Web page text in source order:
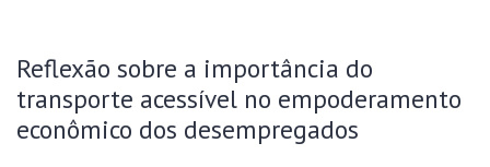
Reflexão sobre a importância do
transporte acessível no empoderamento
econômico dos desempregados